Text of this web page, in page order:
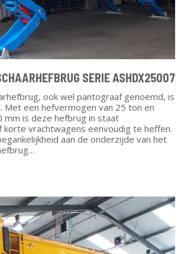
SERIE ASHDX25007
ook wel pantograaf genoemd, is
Met een hefvermogen van 25 ton en
mm is deze hefbrug in staat
vrachtwagens eenvoudig te heffen.
aan de onderzijde van het